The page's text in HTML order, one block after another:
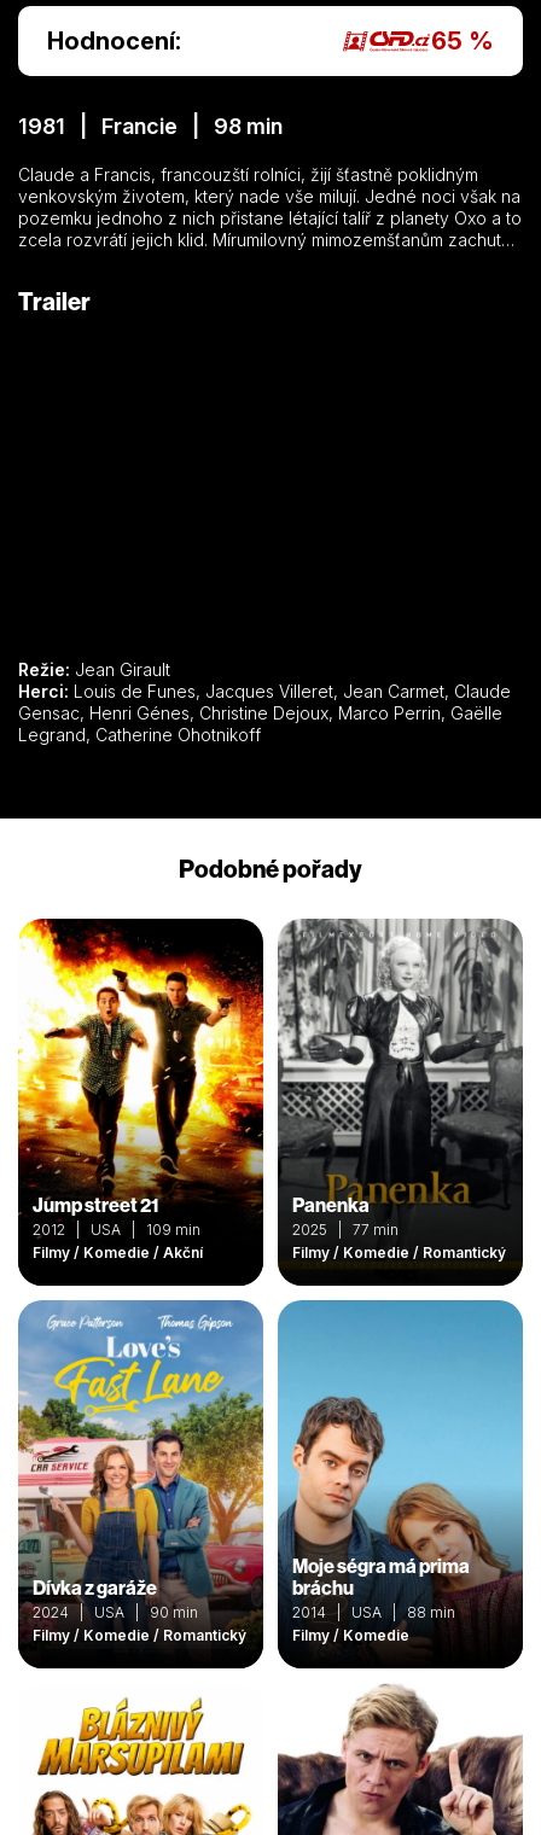
Hodnocení: 65 %
1981 | Francie | 98 min
Claude a Francis, francouzští rolníci, žijí šťastně poklidným
venkovským životem, který nade vše milují. Jedné noci však na
pozemku jednoho z nich přistane létající talíř z planety Oxo a to
zcela rozvrátí jejich klid. Mírumilovný mimozemšťanům zachutná
Trailer
Režie: Jean Girault
Herci:
Gensac, Henri Génes, Christine Dejoux, Marco Perrin, Gaëlle
Legrand, Catherine Ohotnikoff
Podobné pořady
Jump street 21
2012 | USA | 109 min
Filmy / Komedie / Akční
Panenka
2025 | 77 min
Filmy / Komedie / Romantický
Dívka z garáže
2024 | USA | 90 min
Filmy / Komedie / Romantický
Moje ségra má prima
bráchu
2014 | USA | 88 min
Filmy / Komedie